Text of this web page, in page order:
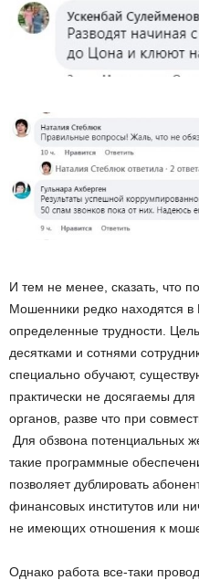
И тем не менее, сказать, что
Мошенники редко находятся в
определенные трудности.
десятками и сотнями
специально обучают,
практически не досягаемы
органов, разве что при
Для обзвона потенциальных
такие программные
позволяет дублировать
финансовых институтов или
не имеющих отношения к
Однако работа все-таки